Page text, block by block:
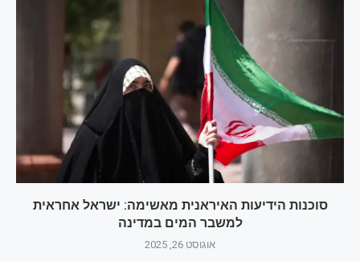
סוכנות הידיעות האיראנית מאשימה: ישראל אחראית
למשבר המים במדינה
אוגוסט 26, 2025